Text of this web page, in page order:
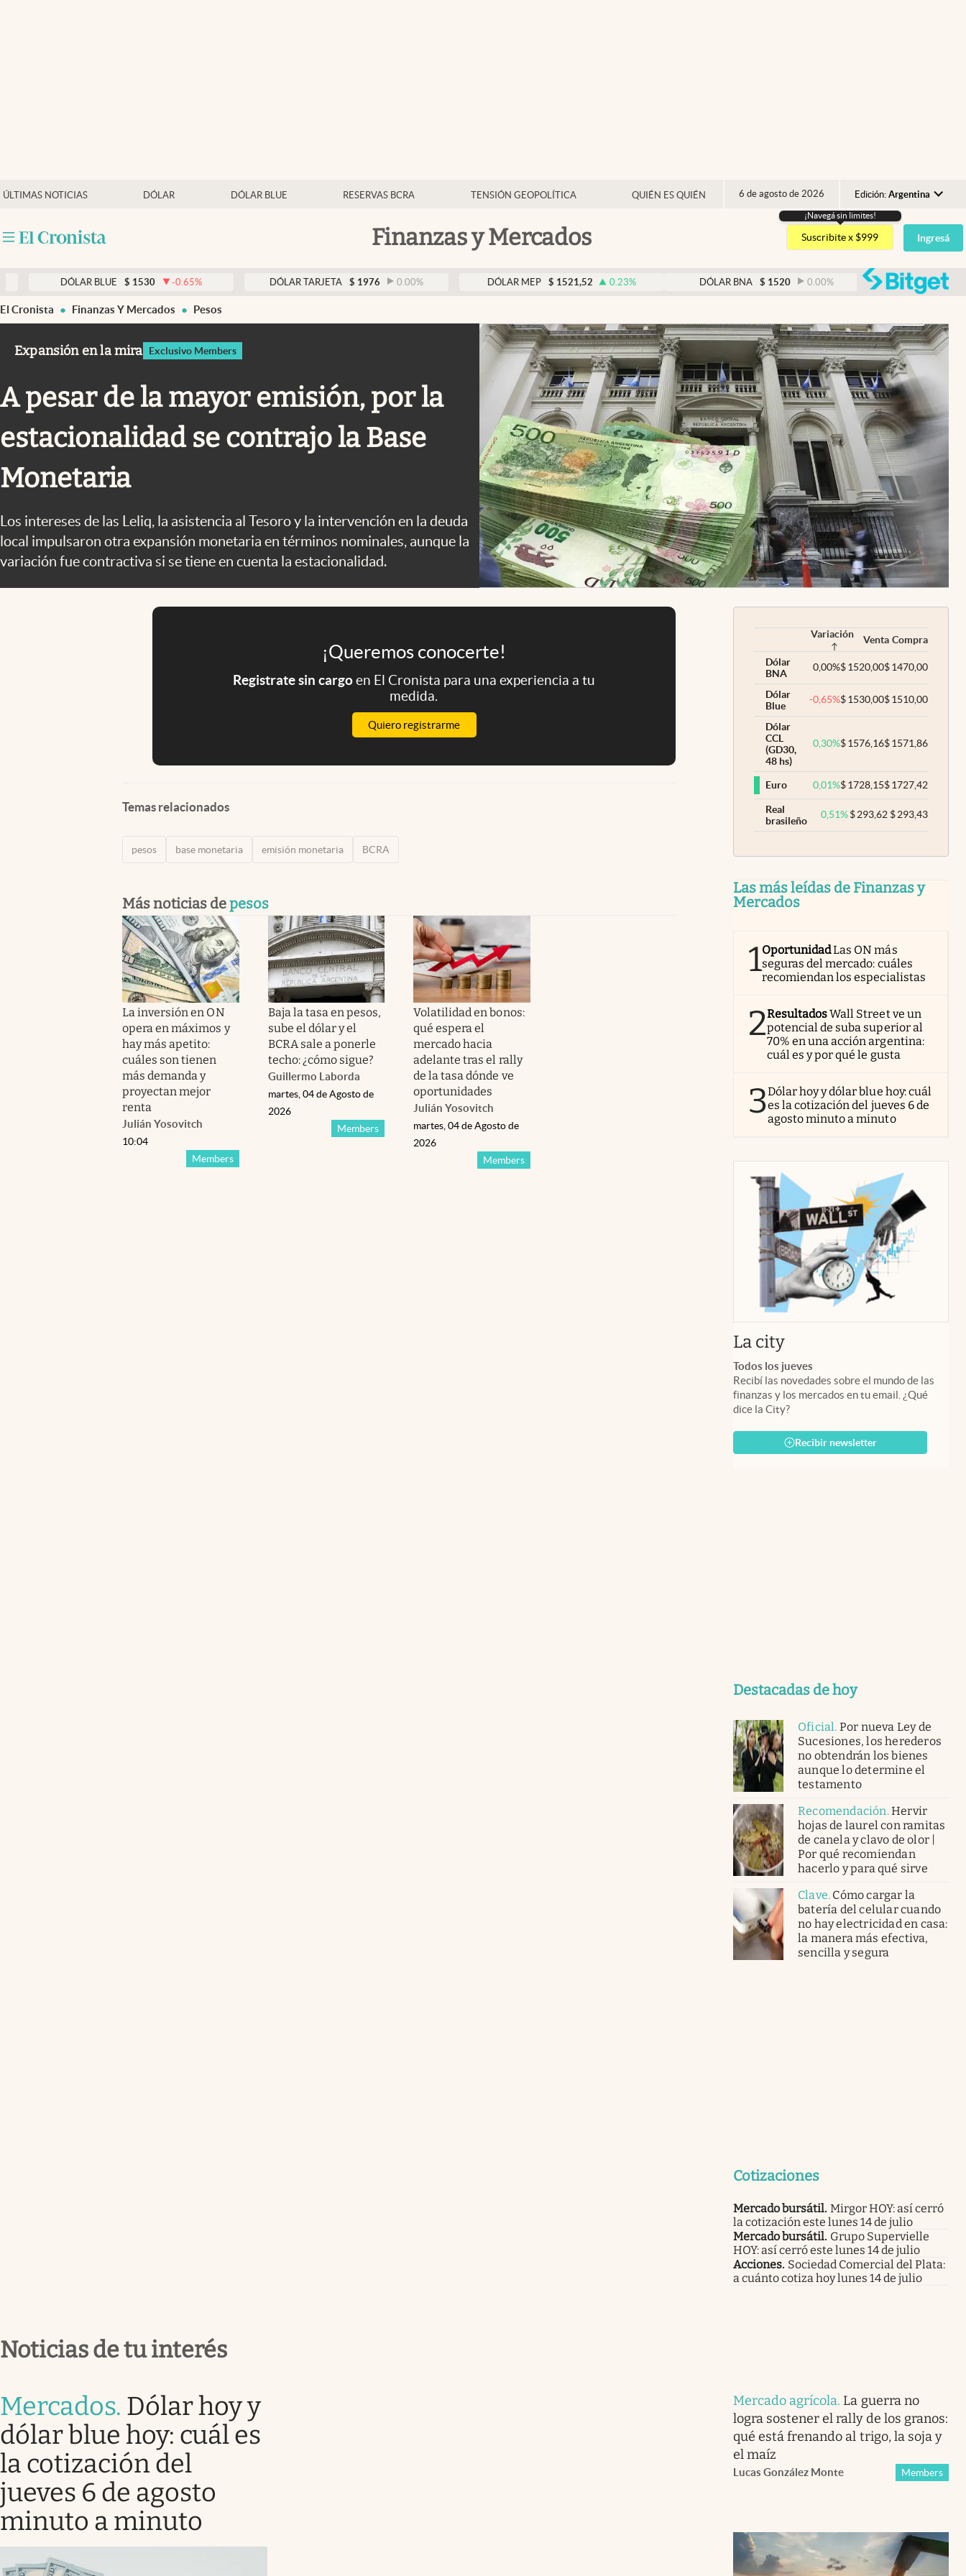
ÚLTIMAS NOTICIAS DÓLAR DÓLAR BLUE RESERVAS BCRA TENSIÓN GEOPOLÍTICA QUIÉN ES QUIÉN 6 de agosto de 2026 Edición: Argentina
Argentina
España
USA
Uruguay
Finanzas y Mercados
Mercados Online
Otras secciones
Clase
Clima
Mundial 2026
Eventos Corporativos
El Cronista Studio
abre en nueva pestaña
¡Navegá sin limites!
Suscribite x $999 Ingresá
DÓLAR BLUE $ 1530 -0.65% DÓLAR TARJETA $ 1976 0.00% DÓLAR MEP $ 1521,52 0.23% DÓLAR BNA $ 1520 0.00% DÓLAR BLUE $ 1530
El Cronista Finanzas Y Mercados Pesos
Expansión en la mira Exclusivo Members
A pesar de la mayor emisión, por la
estacionalidad se contrajo la Base
Monetaria
Los intereses de las Leliq, la asistencia al Tesoro y la intervención en la deuda
local impulsaron otra expansión monetaria en términos nominales, aunque la
variación fue contractiva si se tiene en cuenta la estacionalidad.
¡Queremos conocerte!
Registrate sin cargoen El Cronista para una experiencia a tu
medida.
Quiero registrarme
Temas relacionados
pesos base monetaria emisión monetaria BCRA
Más noticias depesos
La inversión en ON
opera en máximos y
hay más apetito:
cuáles son tienen
más demanda y
proyectan mejor
renta
Julián Yosovitch
Members
10:04
Baja la tasa en pesos,
sube el dólar y el
BCRA sale a ponerle
techo: ¿cómo sigue?
Guillermo Laborda
Members
martes, 04 de Agosto de
2026
Volatilidad en bonos:
qué espera el
mercado hacia
adelante tras el rally
de la tasa dónde ve
oportunidades
Julián Yosovitch
Members
martes, 04 de Agosto de
2026
Variación Venta Compra
Dólar
BNA
0,00%$1520,00$1470,00
Dólar
Blue
-0,65%$1530,00$1510,00
Dólar
CCL
(GD30,
48 hs)
0,30%$1576,16$1571,86
Euro 0,01%$1728,15$1727,42
Real
brasileño
0,51% $293,62 $293,43
Las más leídas de Finanzas y
Mercados
1OportunidadLas ON más
seguras del mercado: cuáles
recomiendan los especialistas
2ResultadosWall Street ve un
potencial de suba superior al
70% en una acción argentina:
cuál es y por qué le gusta
3Dólar hoy y dólar blue hoy: cuál
es la cotización del jueves 6 de
agosto minuto a minuto
La cityabre en nueva pestaña
Todos los jueves
Recibí las novedades sobre el mundo de las
finanzas y los mercados en tu email. ¿Qué
dice la City?
Recibir newsletter
Destacadas de hoy
Oficial. Por nueva Ley de
Sucesiones, los herederos
no obtendrán los bienes
aunque lo determine el
testamento
Recomendación.Hervir
hojas de laurel con ramitas
de canela y clavo de olor |
Por qué recomiendan
hacerlo y para qué sirve
Clave. Cómo cargar la
batería del celular cuando
no hay electricidad en casa:
la manera más efectiva,
sencilla y segura
Cotizaciones
Mercado bursátil. Mirgor HOY: así cerró
la cotización este lunes 14 de julio
Mercado bursátil. Grupo Supervielle
HOY: así cerró este lunes 14 de julio
Acciones. Sociedad Comercial del Plata:
a cuánto cotiza hoy lunes 14 de julio
Noticias de tu interés
Mercados. Dólar hoy y
dólar blue hoy: cuál es
la cotización del
jueves 6 de agosto
minuto a minuto
Mercado agrícola. La guerra no
logra sostener el rally de los granos:
qué está frenando al trigo, la soja y
el maíz
Lucas González Monte Members